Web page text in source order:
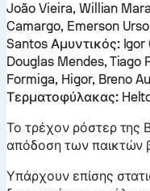
João Vieira, Willian
Camargo, Emerson
Santos Αμυντικός:Igor
Douglas Mendes, Tiago
Formiga, Higor, Breno
Τερματοφύλακας:
Το τρέχον ρόστερ της
απόδοση των παικτών
Υπάρχουν επίσης